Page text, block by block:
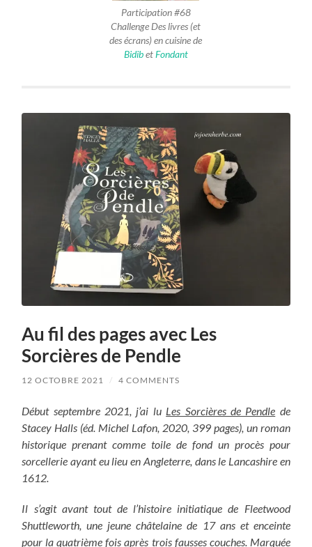
Participation #68
Challenge Des livres (et
des écrans) en cuisine de
BidibetFondant
Au fil des pages avec Les
Sorcières de Pendle
12 OCTOBRE 2021 / 4 COMMENTS
Début septembre 2021, j’ai lu Les Sorcières de Pendle de
Stacey Halls (éd. Michel Lafon, 2020, 399 pages), un roman
historique prenant comme toile de fond un procès pour
sorcellerie ayant eu lieu en Angleterre, dans le Lancashire en
1612.
Il s’agit avant tout de l’histoire initiatique de Fleetwood
Shuttleworth, une jeune châtelaine de 17 ans et enceinte
pour la quatrième fois après trois fausses couches. Marquée